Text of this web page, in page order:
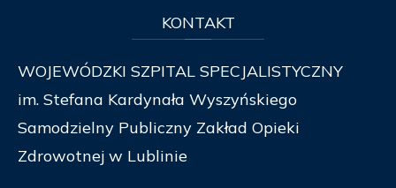
KONTAKT
WOJEWÓDZKI SZPITAL SPECJALISTYCZNY
im. Stefana Kardynała Wyszyńskiego
Samodzielny Publiczny Zakład Opieki
Zdrowotnej w Lublinie